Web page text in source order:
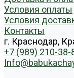
Условия оплаты
Условия
Контакты
г. Краснодар,
+7 (989) 210-38-